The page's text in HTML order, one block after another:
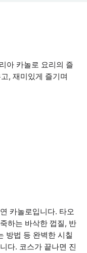
아 카놀로 요리의 즐
, 재미있게 즐기며
카놀로입니다. 타오
하는 바삭한 껍질, 반
방법 등 완벽한 시칠
다. 코스가 끝나면 진